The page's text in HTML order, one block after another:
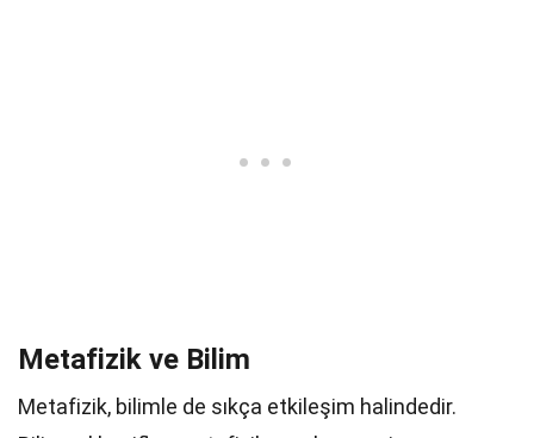
Metafizik ve Bilim
Metafizik, bilimle de sıkça etkileşim halindedir.